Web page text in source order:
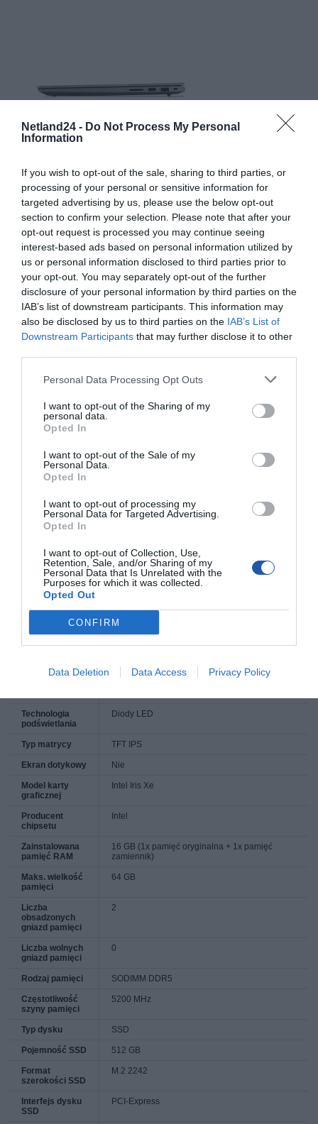
Netland24 - Do Not Process My Personal
Information
If you wish to opt-out of the sale, sharing to third parties, or
processing of your personal or sensitive information for
targeted advertising by us, please use the below opt-out
section to confirm your selection. Please note that after your
opt-out request is processed you may continue seeing
interest-based ads based on personal information utilized by
us or personal information disclosed to third parties prior to
your opt-out. You may separately opt-out of the further
disclosure of your personal information by third parties on the
IAB’s list of downstream participants. This information may
also be disclosed by us to third parties on the IAB’s List of
Downstream Participants that may further disclose it to other
Personal Data Processing Opt Outs
I want to opt-out of the Sharing of my
personal data.
Opted In
I want to opt-out of the Sale of my
Personal Data.
Opted In
I want to opt-out of processing my
Personal Data for Targeted Advertising.
Opted In
I want to opt-out of Collection, Use,
Retention, Sale, and/or Sharing of my
Personal Data that Is Unrelated with the
Purposes for which it was collected.
Opted Out
CONFIRM
Data Deletion Data Access Privacy Policy
SPECYFIKACJA
TCO Certified
Typ Notebook
Model ThinkBook 16 G6 IRL
Rodzina
procesora
Intel Core i5
Taktowanie
(Boost)
4.6 GHz
Obsługa ECC
Liczba wątków 12
Cache L3
Pozostałe
informacje o
procesorze
Intel Core i5-1335U
Intel vPro
Przekątna
16''
matrycy
Technologia
podświetlania
Diody LED
Typ matrycy TFT IPS
Ekran dotykowy Nie
Model karty
graficznej
Intel Iris Xe
Producent
chipsetu
Intel
Zainstalowana
pamięć RAM
16 GB (1x pamięć oryginalna + 1x pamięć
zamiennik)
Maks. wielkość
pamięci
64 GB
Liczba
obsadzonych
gniazd pamięci
2
Liczba wolnych
gniazd pamięci
0
Rodzaj pamięci SODIMM DDR5
Częstotliwość
szyny pamięci
5200 MHz
Typ dysku SSD
Pojemność SSD 512 GB
Format
szerokości SSD
M.2 2242
Interfejs dysku
SSD
PCI-Express